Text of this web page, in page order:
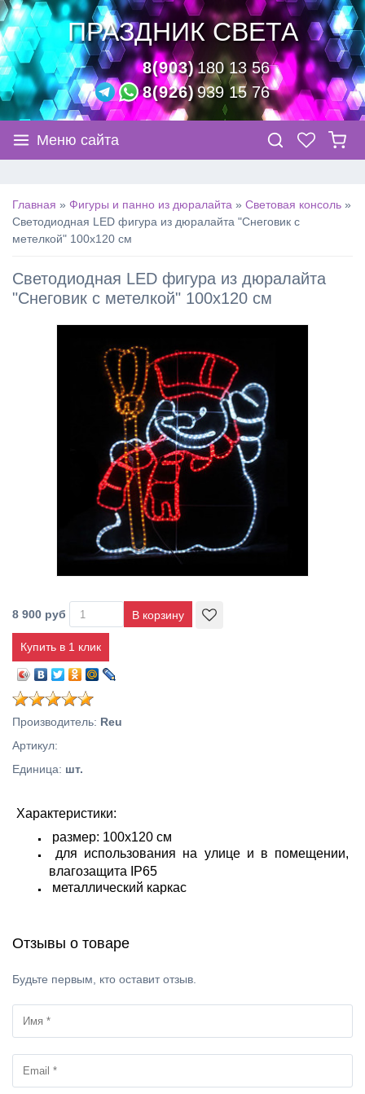
ПРАЗДНИК СВЕТА
8(903)180 13 56
8(926)939 15 76
Меню сайта
Главная » Фигуры и панно из дюралайта » Световая консоль »
Светодиодная LED фигура из дюралайта "Снеговик с
метелкой" 100х120 см
Светодиодная LED фигура из дюралайта
"Снеговик с метелкой" 100х120 см
8 900 руб
Купить в 1 клик
Производитель: Reu
Артикул:
Единица: шт.
Характеристики:
размер: 100х120 см
для использования на улице и в помещении,
влагозащита IP65
металлический каркас
Отзывы о товаре
Будьте первым, кто оставит отзыв.